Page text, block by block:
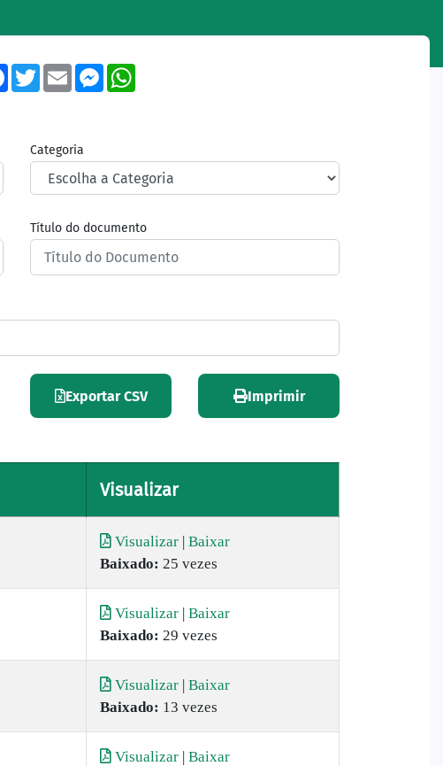
Facebook
TwitterEmailMessenger
Categoria
Título do documento
Exportar CSV Imprimir
Visualizar
Visualizar | Baixar
Baixado: 25 vezes
Visualizar | Baixar
Baixado: 29 vezes
Visualizar | Baixar
Baixado: 13 vezes
Visualizar | Baixar